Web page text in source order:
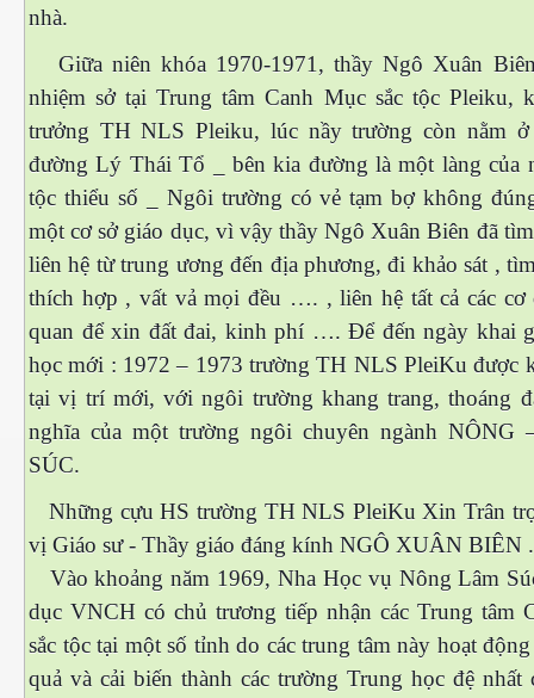
nhà.
Giữa niên khóa 1970-1971, thầy Ngô Xuân
nhiệm sở tại Trung tâm Canh Mục sắc tộc Pleiku,
trưởng TH NLS Pleiku, lúc nầy trường còn nằm ở
đường Lý Thái Tổ _ bên kia đường là một làng của
tộc thiểu số _ Ngôi trường có vẻ tạm bợ không
một cơ sở giáo dục, vì vậy thầy Ngô Xuân Biên đã
liên hệ từ trung ương đến địa phương, đi khảo sát ,
thích hợp , vất vả mọi đều …. , liên hệ tất cả các cơ
quan để xin đất đai, kinh phí …. Để đến ngày khai
học mới : 1972 – 1973 trường TH NLS PleiKu được
tại vị trí mới, với ngôi trường khang trang, thoáng
nghĩa của một trường ngôi chuyên ngành
SÚC.
Những cựu HS trường TH NLS PleiKu Xin Trân
vị Giáo sư - Thầy giáo đáng kính NGÔ XUÂN BIÊN
Vào khoảng năm 1969, Nha Học vụ Nông Lâm
dục VNCH có chủ trương tiếp nhận các Trung tâm
sắc tộc tại một số tỉnh do các trung tâm này hoạt
quả và cải biến thành các trường Trung học đệ nhất